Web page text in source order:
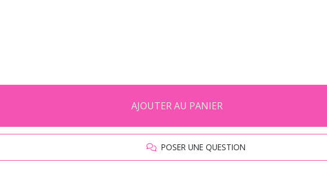
AJOUTER AU PANIER
POSER UNE QUESTION